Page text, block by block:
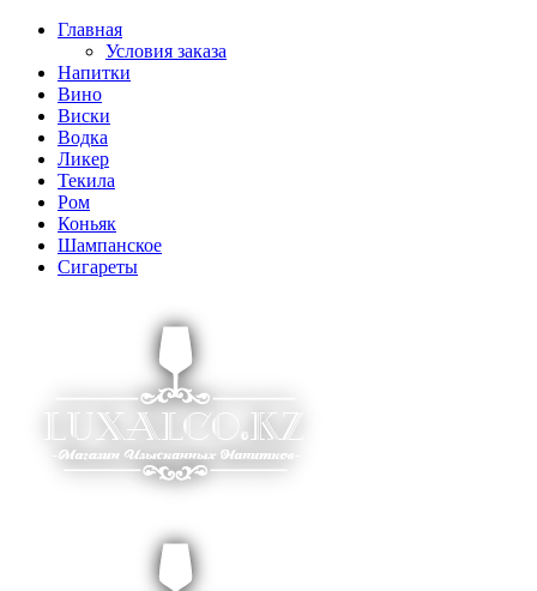
Главная
Условия заказа
Напитки
Вино
Виски
Водка
Ликер
Текила
Ром
Коньяк
Шампанское
Сигареты